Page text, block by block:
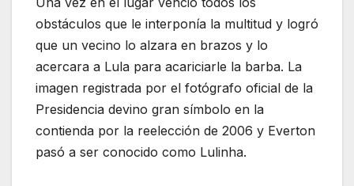
obstáculos que le interponía la multitud y logró
que un vecino lo alzara en brazos y lo
acercara a Lula para acariciarle la barba. La
imagen registrada por el fotógrafo oficial de la
Presidencia devino gran símbolo en la
contienda por la reelección de 2006 y Everton
pasó a ser conocido como Lulinha.